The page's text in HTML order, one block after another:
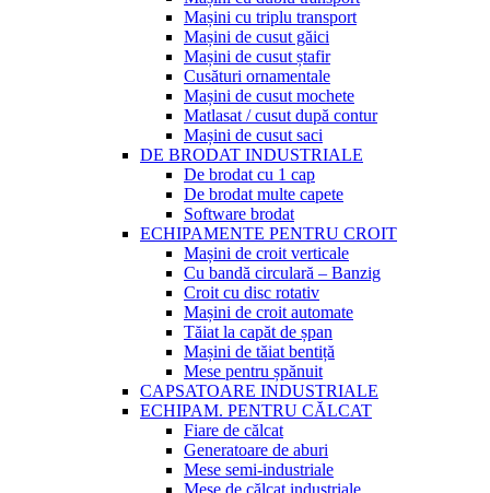
Mașini cu triplu transport
Mașini de cusut găici
Mașini de cusut ștafir
Cusături ornamentale
Mașini de cusut mochete
Matlasat / cusut după contur
Mașini de cusut saci
DE BRODAT INDUSTRIALE
De brodat cu 1 cap
De brodat multe capete
Software brodat
ECHIPAMENTE PENTRU CROIT
Mașini de croit verticale
Cu bandă circulară – Banzig
Croit cu disc rotativ
Mașini de croit automate
Tăiat la capăt de șpan
Mașini de tăiat bentiță
Mese pentru șpănuit
CAPSATOARE INDUSTRIALE
ECHIPAM. PENTRU CĂLCAT
Fiare de călcat
Generatoare de aburi
Mese semi-industriale
Mese de călcat industriale